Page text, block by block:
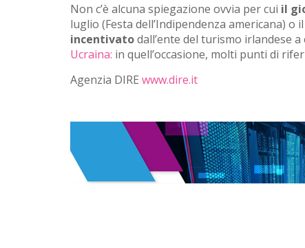
Non c’è alcuna spiegazione ovvia per cui il
luglio (Festa dell’Indipendenza americana)
incentivatodall’ente del turismo irlandese a
Ucraina: in quell’occasione, molti punti di
Agenzia DIRE www.dire.it